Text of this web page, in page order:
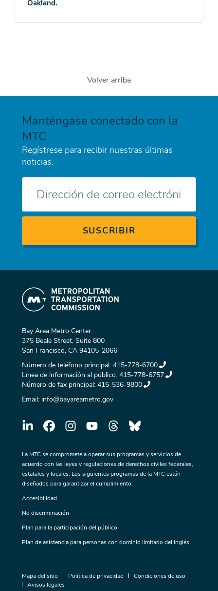
Oakland.
Volver arriba
Manténgase conectado con la
MTC
Regístrese para recibir nuestras últimas
noticias.
electrónico
Bay Area Metro Center
375 Beale Street, Suite 800
San Francisco, CA 94105-2066
Número de teléfono principal: 415-778-6700
Línea de información al público: 415-778-6757
Número de fax principal: 415-536-9800
Email: info@bayareametro.gov
La MTC se compromete a operar sus programas y servicios de
acuerdo con las leyes y regulaciones de derechos civiles federales,
estatales y locales. Los siguientes programas de la MTC están
diseñados para garantizar el cumplimiento:
Accesibilidad
No discriminación
Plan para la participación del público
Plan de asistencia para personas con dominio limitado del inglés
Mapa del sitio Política de privacidad
Condiciones de uso
Avisos legales